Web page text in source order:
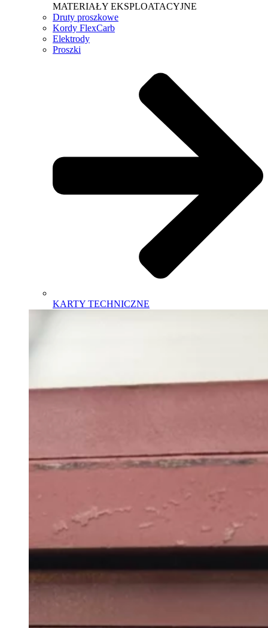
MATERIAŁY EKSPLOATACYJNE
Druty proszkowe
Kordy FlexCarb
Elektrody
Proszki
KARTY TECHNICZNE